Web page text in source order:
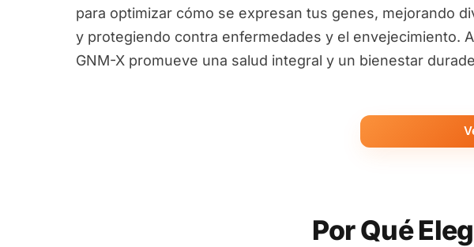
para optimizar cómo se expresan tus genes, mejorando
y protegiendo contra enfermedades y el envejecimiento.
GNM-X promueve una salud integral y un bienestar
Por Qué